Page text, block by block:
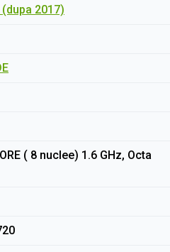
2017)
( 8 nuclee) 1.6 GHz, Octa